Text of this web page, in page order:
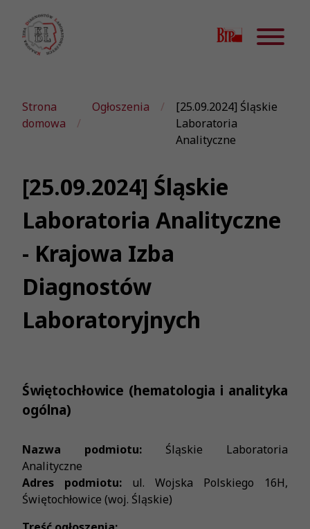
Strona
domowa
Ogłoszenia
[25.09.2024] Śląskie
Laboratoria
Analityczne
[25.09.2024] Śląskie
Laboratoria Analityczne
- Krajowa Izba
Diagnostów
Laboratoryjnych
Świętochłowice (hematologia i analityka
ogólna)
Nazwa podmiotu: Śląskie Laboratoria
Analityczne
Adres podmiotu: ul. Wojska Polskiego 16H,
Świętochłowice (woj. Śląskie)